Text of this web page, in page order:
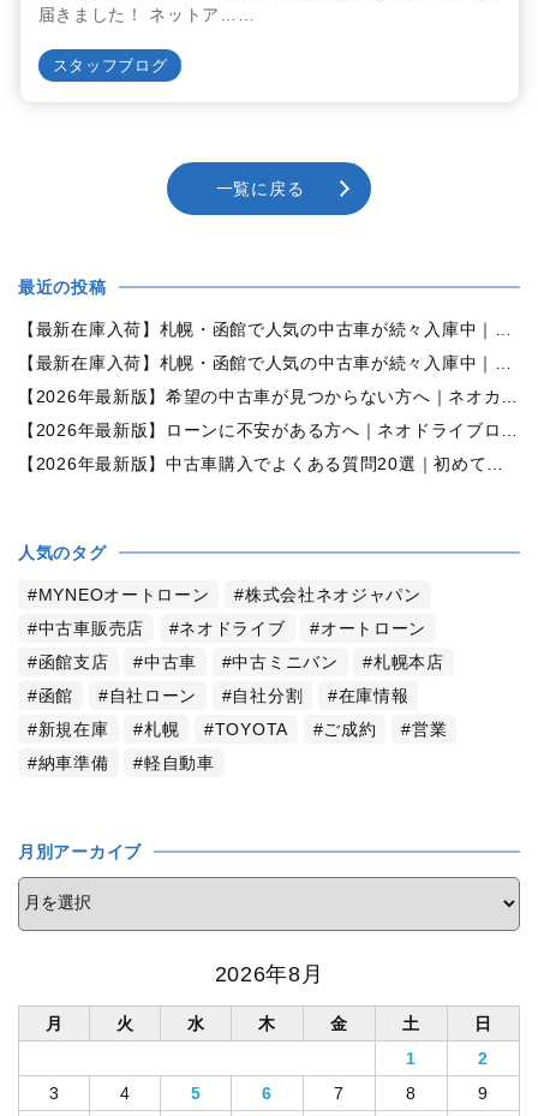
届きました！ ネットア……
スタッフブログ
一覧に戻る
最近の投稿
人気のタグ
MYNEOオートローン
株式会社ネオジャパン
中古車販売店
ネオドライブ
オートローン
函館支店
中古車 中古ミニバン
札幌本店
函館
自社ローン 自社分割
在庫情報
新規在庫
札幌 TOYOTA ご成約
営業
納車準備
軽自動車
月別アーカイブ
2026年8月
月 火 水 木 金 土
日
1
2
3
4 5 6 7 8
9